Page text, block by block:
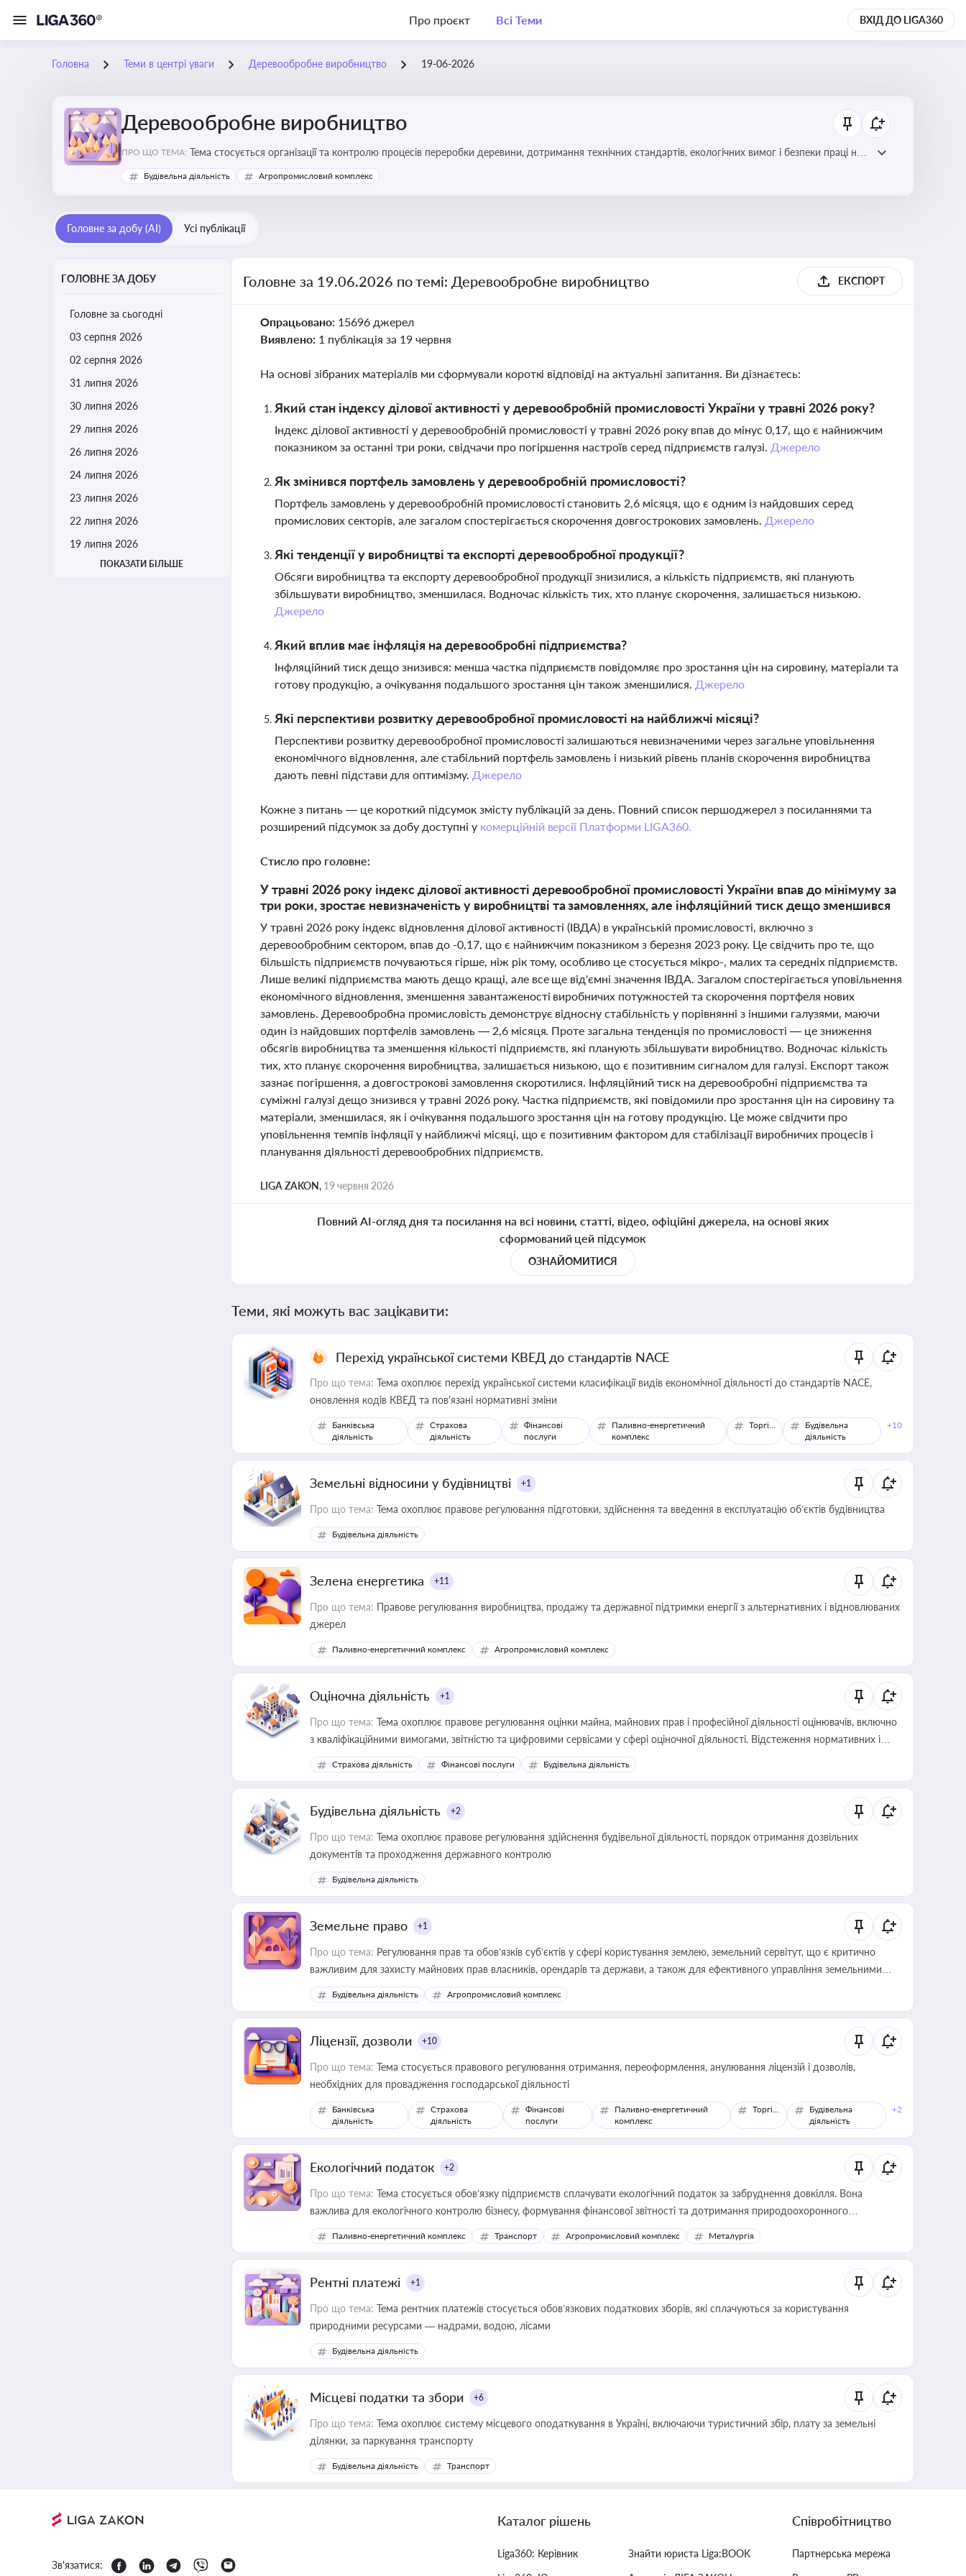
Про проєкт Всі Теми ВХІД ДО LIGA360
Головна Теми в центрі уваги Деревообробне виробництво 19-06-2026
Деревообробне виробництво
ПРО ЩО ТЕМА: Тема стосується організації та контролю процесів переробки деревини, дотримання технічних стандартів, екологічних вимог і безпеки праці на
деревообробних підприємствах
Будівельна діяльність Агропромисловий комплекс
Головне за добу (AI) Усі публікації
ГОЛОВНЕ ЗА ДОБУ
Головне за сьогодні
03 серпня 2026
02 серпня 2026
31 липня 2026
30 липня 2026
29 липня 2026
26 липня 2026
24 липня 2026
23 липня 2026
22 липня 2026
19 липня 2026
ПОКАЗАТИ БІЛЬШЕ
Головне за 19.06.2026 по темі: Деревообробне виробництво ЕКСПОРТ
Опрацьовано: 15696 джерел
Виявлено: 1 публікація за 19 червня
На основі зібраних матеріалів ми сформували короткі відповіді на актуальні запитання. Ви дізнаєтесь:
Який стан індексу ділової активності у деревообробній промисловості України у травні 2026 року?
Індекс ділової активності у деревообробній промисловості у травні 2026 року впав до мінус 0,17, що є найнижчим
показником за останні три роки, свідчачи про погіршення настроїв серед підприємств галузі. Джерело
Як змінився портфель замовлень у деревообробній промисловості?
Портфель замовлень у деревообробній промисловості становить 2,6 місяця, що є одним із найдовших серед
промислових секторів, але загалом спостерігається скорочення довгострокових замовлень. Джерело
Які тенденції у виробництві та експорті деревообробної продукції?
Обсяги виробництва та експорту деревообробної продукції знизилися, а кількість підприємств, які планують
збільшувати виробництво, зменшилася. Водночас кількість тих, хто планує скорочення, залишається низькою.
Джерело
Який вплив має інфляція на деревообробні підприємства?
Інфляційний тиск дещо знизився: менша частка підприємств повідомляє про зростання цін на сировину, матеріали та
готову продукцію, а очікування подальшого зростання цін також зменшилися. Джерело
Які перспективи розвитку деревообробної промисловості на найближчі місяці?
Перспективи розвитку деревообробної промисловості залишаються невизначеними через загальне уповільнення
економічного відновлення, але стабільний портфель замовлень і низький рівень планів скорочення виробництва
дають певні підстави для оптимізму. Джерело
Кожне з питань — це короткий підсумок змісту публікацій за день. Повний список першоджерел з посиланнями та
розширений підсумок за добу доступні у комерційній версії Платформи LIGA360.
Стисло про головне:
У травні 2026 року індекс ділової активності деревообробної промисловості України впав до мінімуму за
три роки, зростає невизначеність у виробництві та замовленнях, але інфляційний тиск дещо зменшився
У травні 2026 року індекс відновлення ділової активності (ІВДА) в українській промисловості, включно з
деревообробним сектором, впав до -0,17, що є найнижчим показником з березня 2023 року. Це свідчить про те, що
більшість підприємств почуваються гірше, ніж рік тому, особливо це стосується мікро-, малих та середніх підприємств.
Лише великі підприємства мають дещо кращі, але все ще від'ємні значення ІВДА. Загалом спостерігається уповільнення
економічного відновлення, зменшення завантаженості виробничих потужностей та скорочення портфеля нових
замовлень. Деревообробна промисловість демонструє відносну стабільність у порівнянні з іншими галузями, маючи
один із найдовших портфелів замовлень — 2,6 місяця. Проте загальна тенденція по промисловості — це зниження
обсягів виробництва та зменшення кількості підприємств, які планують збільшувати виробництво. Водночас кількість
тих, хто планує скорочення виробництва, залишається низькою, що є позитивним сигналом для галузі. Експорт також
зазнає погіршення, а довгострокові замовлення скоротилися. Інфляційний тиск на деревообробні підприємства та
суміжні галузі дещо знизився у травні 2026 року. Частка підприємств, які повідомили про зростання цін на сировину та
матеріали, зменшилася, як і очікування подальшого зростання цін на готову продукцію. Це може свідчити про
уповільнення темпів інфляції у найближчі місяці, що є позитивним фактором для стабілізації виробничих процесів і
планування діяльності деревообробних підприємств.
LIGA ZAKON, 19 червня 2026
Повний AI-огляд дня та посилання на всі новини, статті, відео, офіційні джерела, на основі яких
сформований цей підсумок
ОЗНАЙОМИТИСЯ
Теми, які можуть вас зацікавити:
Перехід української системи КВЕД до стандартів NACE
Про що тема: Тема охоплює перехід української системи класифікації видів економічної діяльності до стандартів NACE,
оновлення кодів КВЕД та пов'язані нормативні зміни
Банківська
діяльність
Страхова
діяльність
Фінансові
послуги
Паливно-енергетичний
комплекс
Торгівля
Будівельна
діяльність
+10
Земельні відносини у будівництві +1
Про що тема: Тема охоплює правове регулювання підготовки, здійснення та введення в експлуатацію об’єктів будівництва
Будівельна діяльність
Зелена енергетика +11
Про що тема: Правове регулювання виробництва, продажу та державної підтримки енергії з альтернативних і відновлюваних
джерел
Паливно-енергетичний комплекс Агропромисловий комплекс
Оціночна діяльність +1
Про що тема: Тема охоплює правове регулювання оцінки майна, майнових прав і професійної діяльності оцінювачів, включно
з кваліфікаційними вимогами, звітністю та цифровими сервісами у сфері оціночної діяльності. Відстеження нормативних і
медійних змін у цій сфері корисне для власника бізнесу, керівника, юриста або бухгалтера під час оподаткування,
приватизації, оренди державного майна, корпоративних угод і перевірки статусу суб'єктів оціночної діяльності
Страхова діяльність Фінансові послуги Будівельна діяльність
Будівельна діяльність +2
Про що тема: Тема охоплює правове регулювання здійснення будівельної діяльності, порядок отримання дозвільних
документів та проходження державного контролю
Будівельна діяльність
Земельне право +1
Про що тема: Регулювання прав та обов’язків суб’єктів у сфері користування землею, земельний сервітут, що є критично
важливим для захисту майнових прав власників, орендарів та держави, а також для ефективного управління земельними
ресурсами
Будівельна діяльність Агропромисловий комплекс
Ліцензії, дозволи +10
Про що тема: Тема стосується правового регулювання отримання, переоформлення, анулювання ліцензій і дозволів,
необхідних для провадження господарської діяльності
Банківська
діяльність
Страхова
діяльність
Фінансові
послуги
Паливно-енергетичний
комплекс
Торгівля
Будівельна
діяльність
+2
Екологічний податок +2
Про що тема: Тема стосується обов’язку підприємств сплачувати екологічний податок за забруднення довкілля. Вона
важлива для екологічного контролю бізнесу, формування фінансової звітності та дотримання природоохоронного
законодавства
Паливно-енергетичний комплекс Транспорт Агропромисловий комплекс Металургія
Рентні платежі +1
Про що тема: Тема рентних платежів стосується обов’язкових податкових зборів, які сплачуються за користування
природними ресурсами — надрами, водою, лісами
Будівельна діяльність
Місцеві податки та збори +6
Про що тема: Тема охоплює систему місцевого оподаткування в Україні, включаючи туристичний збір, плату за земельні
ділянки, за паркування транспорту
Будівельна діяльність Транспорт
Зв'язатися:
Каталог рішень
Liga360: Керівник
Знайти юриста Liga:BOOK
Співробітництво
Партнерська мережа